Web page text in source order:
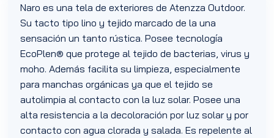
Naro es una tela de exteriores de Atenzza Outdoor.
Su tacto tipo lino y tejido marcado de la una
sensación un tanto rústica. Posee tecnología
EcoPlen® que protege al tejido de bacterias, virus y
moho. Además facilita su limpieza, especialmente
para manchas orgánicas ya que el tejido se
autolimpia al contacto con la luz solar. Posee una
alta resistencia a la decoloración por luz solar y por
contacto con agua clorada y salada. Es repelente al